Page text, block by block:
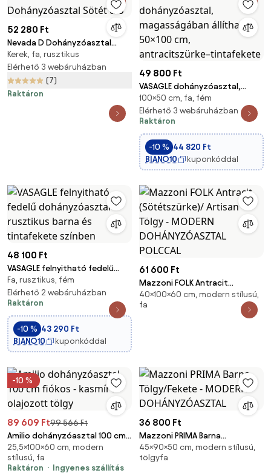
52 280 Ft
Nevada D Dohányzóasztal
Sötét dió
Kerek, fa, rusztikus
Elérhető 3 webáruházban
(7)
Raktáron
49 800 Ft
VASAGLE dohányzóasztal,
magasságában állítható,
50×100 cm, antracitszürke–
tintafekete
100×50 cm, fa, fém
Elérhető 3 webáruházban
Raktáron
-10 % 44 820 Ft
BIANO10
kuponkóddal
48 100 Ft
VASAGLE felnyitható fedelű
dohányzóasztal rusztikus
barna és tintafekete színben
Fa, rusztikus, fém
Elérhető 2 webáruházban
Raktáron
-10 % 43 290 Ft
BIANO10
kuponkóddal
61 600 Ft
Mazzoni FOLK Antracit
(Sötétszürke)/ Artisan Tölgy -
MODERN DOHÁNYZÓASZTAL
40×100×60 cm, modern stílusú,
fa
-10 %
89 609 Ft99 566 Ft
Amilio dohányzóasztal 100 cm
fiókos - kasmír / olajozott
tölgy
25,5×100×60 cm, modern
stílusú, fa
Raktáron
Ingyenes szállítás
36 800 Ft
Mazzoni PRIMA Barna
Tölgy/Fekete - MODERN
DOHÁNYZÓASZTAL
45×90×50 cm, modern stílusú,
tölgyfa